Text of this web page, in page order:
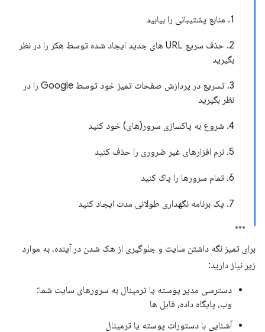
1. منابع پشتیبانی را بیابید
2. حذف سریع URL های جدید ایجاد شده توسط هکر را در نظر
بگیرید
3. تسریع در پردازش صفحات تمیز خود توسط Google را در
نظر بگیرید
4. شروع به پاکسازی سرور(های) خود کنید
5. نرم افزارهای غیر ضروری را حذف کنید
6. تمام سرورها را پاک کنید
7. یک برنامه نگهداری طولانی مدت ایجاد کنید
برای تمیز نگه داشتن سایت و جلوگیری از هک شدن در آینده، به موارد
زیر نیاز دارید:
دسترسی مدیر پوسته یا ترمینال به سرورهای سایت شما:
وب، پایگاه داده، فایل ها
آشنایی با دستورات پوسته یا ترمینال